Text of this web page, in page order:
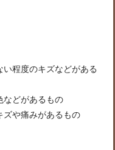
程度のキズなどがある
どがあるもの
や痛みがあるもの